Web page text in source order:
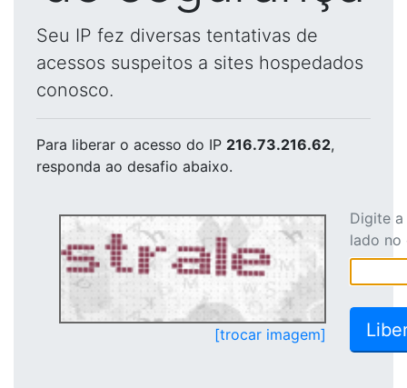
Seu IP fez diversas tentativas de
acessos suspeitos a sites hospedados
conosco.
Para liberar o acesso do IP 216.73.216.62,
responda ao desafio abaixo.
[trocar imagem]
Digite
lado no